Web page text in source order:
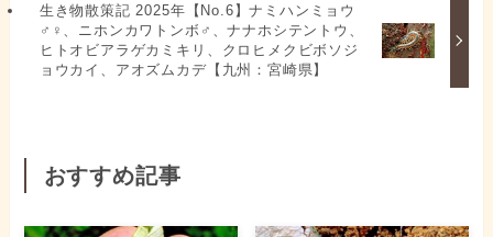
生き物散策記 2025年【No.6】ナミハンミョウ
♂♀、ニホンカワトンボ♂、ナナホシテントウ、
ヒトオビアラゲカミキリ、クロヒメクビボソジ
ョウカイ、アオズムカデ【九州：宮崎県】
おすすめ記事